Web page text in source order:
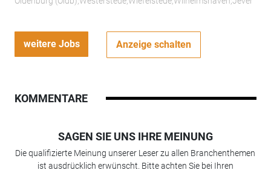
weitere Jobs Anzeige schalten
KOMMENTARE
SAGEN SIE UNS IHRE MEINUNG
Die qualifizierte Meinung unserer Leser zu allen Branchenthemen
ist ausdrücklich erwünscht. Bitte achten Sie bei Ihren